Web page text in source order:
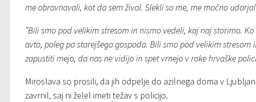
me obravnavali, kot da sem žival. Slekli so me, me močno
”Bili smo pod velikim stresom in nismo vedeli, kaj naj storimo.
avto, poleg pa starejšega gospoda. Bili smo pod velikim
zapustiti mejo, da nas ne vidijo in spet vrnejo v roke hrvaške
Miroslava so prosili, da jih odpelje do azilnega doma v
zavrnil, saj ni želel imeti težav s policijo.